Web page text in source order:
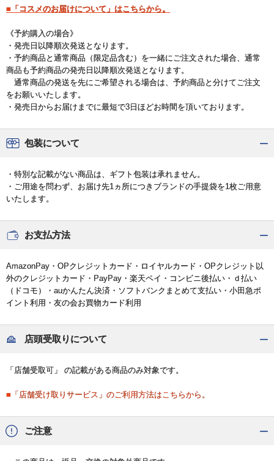
■「コスメのお届けについて」はこちらから。
《予約購入の場合》
・発売日以降順次発送となります。
・予約商品と通常商品（限定品含む）を一緒にご注文された場合、通常
商品も予約商品の発売日以降順次発送となります。
通常商品の発送を先にご希望される場合は、予約商品と分けてご注文
をお願いいたします。
・発売日からお届けまでに最短で3日ほどお時間を頂いております。
包装について
・特別な記載がない商品は、ギフト包装は承れません。
・ご用途を問わず、お届け先1ヵ所につきブランドの手提袋を1枚ご用意
いたします。
お支払方法
AmazonPay・OPクレジットカード・ロイヤルカード・OPクレジット以
外のクレジットカード・PayPay・楽天ペイ・コンビニ後払い・ｄ払い
（ドコモ）・auかんたん決済・ソフトバンクまとめて支払い・小田急ポ
イント利用・友の会お買物カード利用
店頭受取りについて
「店舗受取可」 の記載がある商品のみ対象です。
■「店舗受け取りサービス」のご利用方法はこちらから。
ご注意